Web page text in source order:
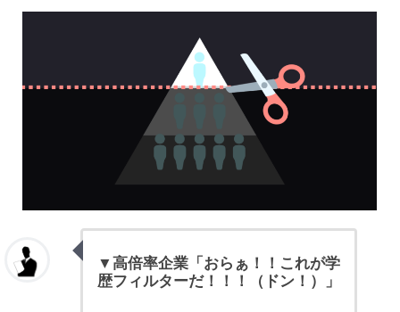
▼高倍率企業「おらぁ！！これが学
歴フィルターだ！！！（ドン！）」